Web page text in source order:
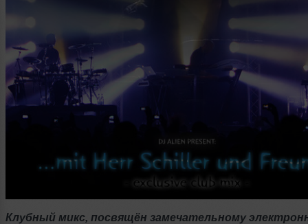
Клубный микс, посвящён замечательному